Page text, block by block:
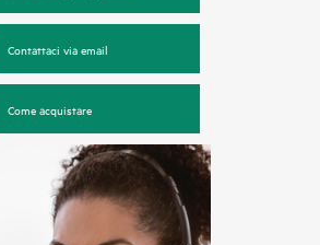
Contattaci via email
Come acquistare